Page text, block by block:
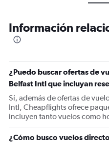
Información
¿Puedo buscar ofertas de
Belfast Intl que incluyan
Sí, además de ofertas de
Intl, Cheapflights ofrece
incluyen tanto vuelos como
¿Cómo busco vuelos